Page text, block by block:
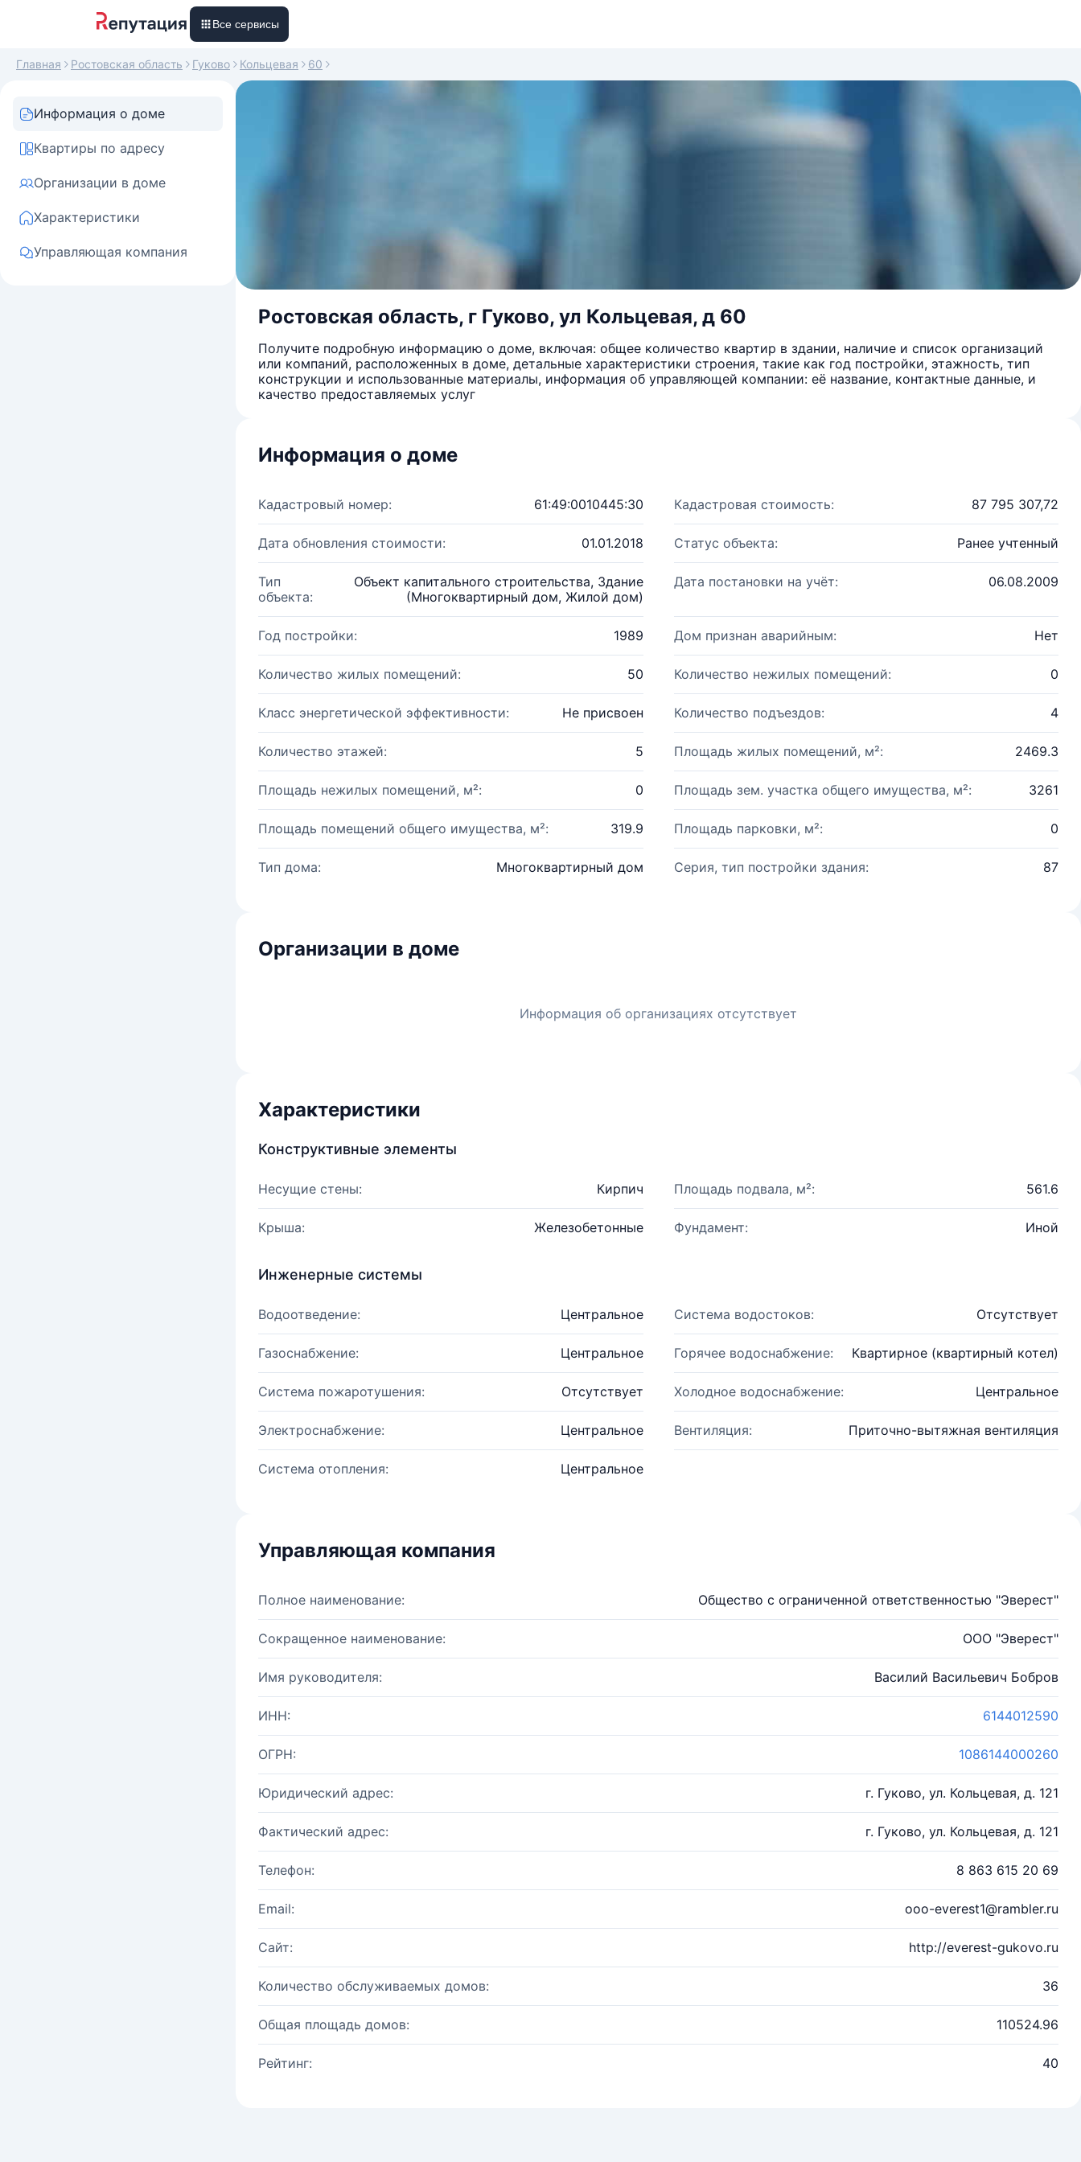
Все сервисы
Главная Ростовская область Гуково Кольцевая 60
Информация о доме
Квартиры по адресу
Организации в доме
Характеристики
Управляющая компания
Ростовская область, г Гуково, ул Кольцевая, д 60
Получите подробную информацию о доме, включая: общее количество квартир в здании, наличие и список организаций
или компаний, расположенных в доме, детальные характеристики строения, такие как год постройки, этажность, тип
конструкции и использованные материалы, информация об управляющей компании: её название, контактные данные, и
качество предоставляемых услуг
Информация о доме
Кадастровый номер: 61:49:0010445:30 Кадастровая стоимость: 87 795 307,72
Дата обновления стоимости: 01.01.2018 Статус объекта: Ранее учтенный
Тип
объекта:
Объект капитального строительства, Здание
(Многоквартирный дом, Жилой дом)
Дата постановки на учёт: 06.08.2009
Год постройки: 1989 Дом признан аварийным: Нет
Количество жилых помещений: 50 Количество нежилых помещений: 0
Класс энергетической эффективности: Не присвоен Количество подъездов: 4
Количество этажей: 5 Площадь жилых помещений, м²: 2469.3
Площадь нежилых помещений, м²: 0 Площадь зем. участка общего имущества, м²: 3261
Площадь помещений общего имущества, м²: 319.9 Площадь парковки, м²: 0
Тип дома: Многоквартирный дом Серия, тип постройки здания: 87
Организации в доме
Информация об организациях отсутствует
Характеристики
Конструктивные элементы
Несущие стены: Кирпич Площадь подвала, м²: 561.6
Крыша: Железобетонные Фундамент: Иной
Инженерные системы
Водоотведение: Центральное Система водостоков: Отсутствует
Газоснабжение: Центральное Горячее водоснабжение: Квартирное (квартирный котел)
Система пожаротушения: Отсутствует Холодное водоснабжение: Центральное
Электроснабжение: Центральное Вентиляция: Приточно-вытяжная вентиляция
Система отопления: Центральное
Управляющая компания
Полное наименование: Общество с ограниченной ответственностью "Эверест"
Сокращенное наименование: ООО "Эверест"
Имя руководителя: Василий Васильевич Бобров
ИНН: 6144012590
ОГРН: 1086144000260
Юридический адрес: г. Гуково, ул. Кольцевая, д. 121
Фактический адрес: г. Гуково, ул. Кольцевая, д. 121
Телефон: 8 863 615 20 69
Email: ooo-everest1@rambler.ru
Сайт: http://everest-gukovo.ru
Количество обслуживаемых домов: 36
Общая площадь домов: 110524.96
Рейтинг: 40